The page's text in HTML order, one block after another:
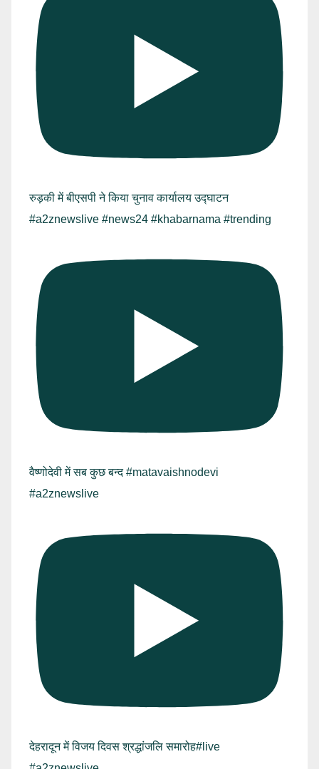
रुड़की में बीएसपी ने किया चुनाव कार्यालय उद्घाटन
#a2znewslive #news24 #khabarnama #trending
वैष्णोदेवी में सब कुछ बन्द #matavaishnodevi
#a2znewslive
देहरादून में विजय दिवस श्रद्धांजलि समारोह#live